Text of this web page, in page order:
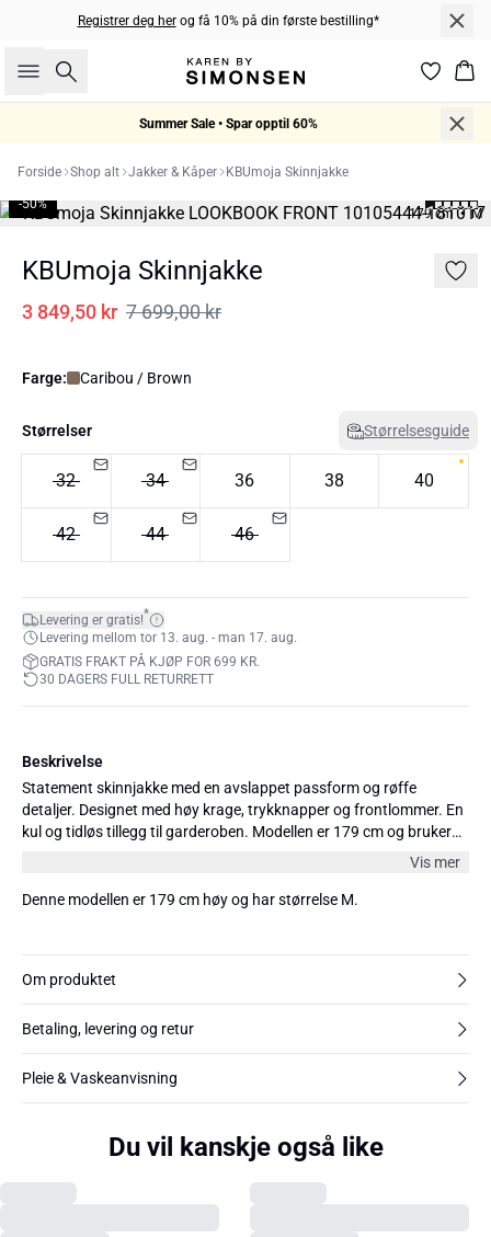
Registrer deg herog få 10% på din første bestilling*
Søk
Summer Sale • Spar opptil 60%
Forside Shop alt Jakker & Kåper KBUmoja Skinnjakke
179 cm • M
-50%
KBUmoja Skinnjakke
3 849,50 kr 7 699,00 kr
Farge: Caribou / Brown
Størrelser Størrelsesguide
32 34 36 38 40
42 44 46
Levering er gratis!*
Levering mellom tor 13. aug. - man 17. aug.
GRATIS FRAKT PÅ KJØP FOR 699 KR.
30 DAGERS FULL RETURRETT
Beskrivelse
Statement skinnjakke med en avslappet passform og røffe
detaljer. Designet med høy krage, trykknapper og frontlommer. En
kul og tidløs tillegg til garderoben. Modellen er 179 cm og bruker
Vis mer
Denne modellen er 179 cm høy og har størrelse M.
Om produktet
Betaling, levering og retur
Pleie & Vaskeanvisning
Du vil kanskje også like